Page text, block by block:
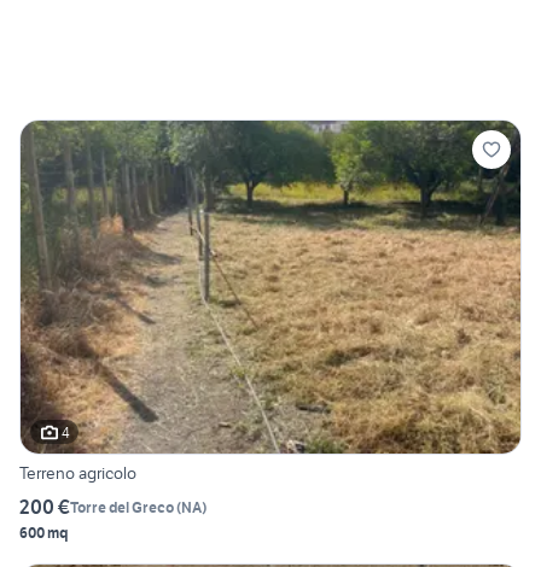
4
Terreno agricolo
200 €Torre del Greco(NA)
600 mq